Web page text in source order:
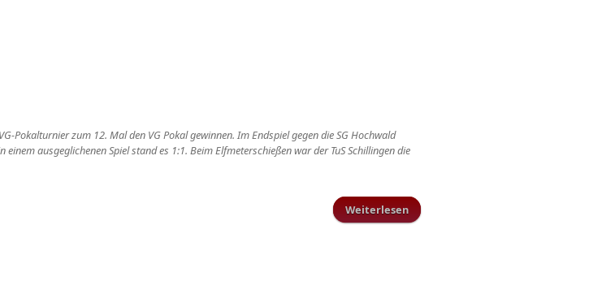
Pokalturnier zum 12. Mal den VG Pokal gewinnen. Im Endspiel gegen die SG Hochwald
ausgeglichenen Spiel stand es 1:1. Beim Elfmeterschießen war der TuS Schillingen die
Weiterlesen